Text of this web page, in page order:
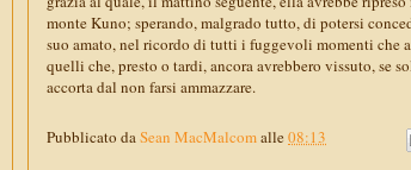
monte Kuno; sperando, malgrado tutto, di potersi
suo amato, nel ricordo di tutti i fuggevoli momenti che
quelli che, presto o tardi, ancora avrebbero vissuto, se
accorta dal non farsi ammazzare.
Pubblicato daSean MacMalcomalle 08:13